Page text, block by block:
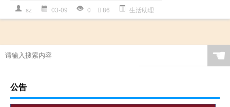
sz 03-09 0 86 生活助理
☚
公告